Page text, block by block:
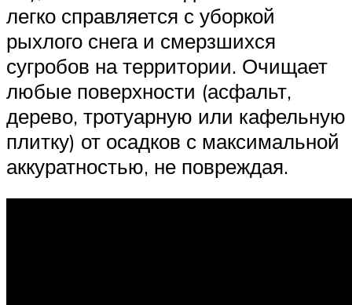
легко справляется с уборкой
рыхлого снега и смерзшихся
сугробов на территории. Очищает
любые поверхности (асфальт,
дерево, тротуарную или кафельную
плитку) от осадков с максимальной
аккуратностью, не повреждая.